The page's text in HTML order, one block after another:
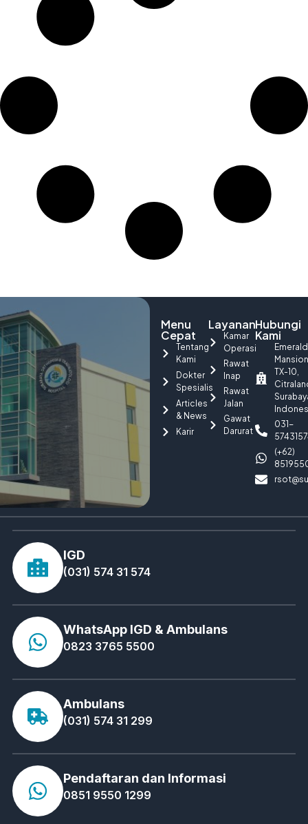
Menu
Cepat
Tentang
Kami
Dokter
Spesialis
Articles
& News
Karir
Layanan
Kamar
Operasi
Rawat
Inap
Rawat
Jalan
Gawat
Darurat
Hubungi
Kami
Emerald
Mansion
TX-10,
031-
(+62)
IGD
(031) 574 31 574
WhatsApp IGD & Ambulans
0823 3765 5500
Ambulans
(031) 574 31 299
Pendaftaran dan Informasi
0851 9550 1299